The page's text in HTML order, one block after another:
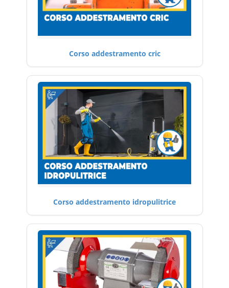
Corso addestramento cric
Corso addestramento idropulitrice